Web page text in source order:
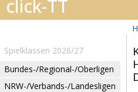
Spielklassen 2026/27
Bundes-/Regional-/Oberligen
NRW-/Verbands-/Landesligen